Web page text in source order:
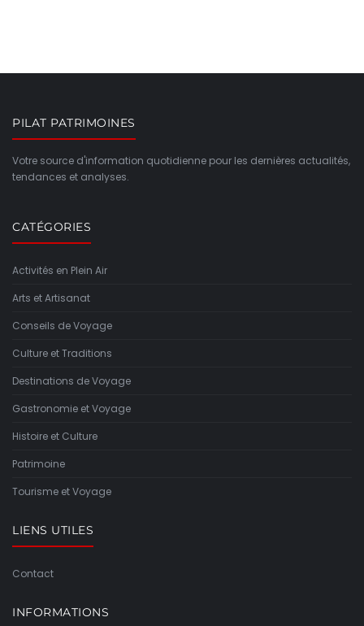
PILAT PATRIMOINES
Votre source d'information quotidienne pour les dernières actualités,
tendances et analyses.
CATÉGORIES
Activités en Plein Air
Arts et Artisanat
Conseils de Voyage
Culture et Traditions
Destinations de Voyage
Gastronomie et Voyage
Histoire et Culture
Patrimoine
Tourisme et Voyage
LIENS UTILES
Contact
INFORMATIONS